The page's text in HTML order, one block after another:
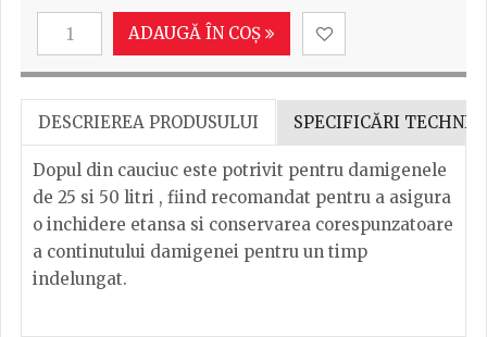
ADAUGĂ ÎN COȘ
DESCRIEREA PRODUSULUI SPECIFICĂRI
Dopul din cauciuc este potrivit pentru damigenele
de 25 si 50 litri , fiind recomandat pentru a asigura
o inchidere etansa si conservarea corespunzatoare
a continutului damigenei pentru un timp
indelungat.